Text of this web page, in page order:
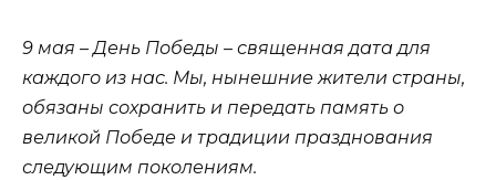
9 мая – День Победы – священная дата для
каждого из нас. Мы, нынешние жители страны,
обязаны сохранить и передать память о
великой Победе и традиции празднования
следующим поколениям.